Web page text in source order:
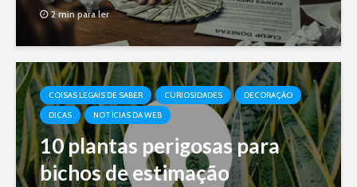
2 min para ler
COISAS LEGAIS DE SABER CURIOSIDADES
DECORAÇÃO
DICAS
NOTÍCIAS DA WEB
10 plantas perigosas para
bichos de estimação